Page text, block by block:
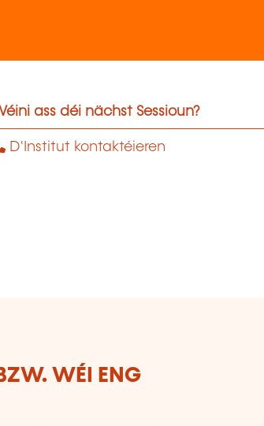
ass déi nächst Sessioun?
D'Institut kontaktéieren
WÉI ENG